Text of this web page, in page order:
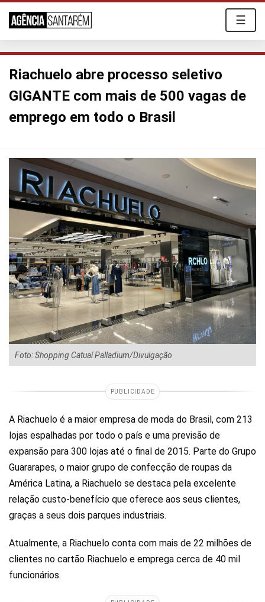
☰
Riachuelo abre processo seletivo
GIGANTE com mais de 500 vagas de
emprego em todo o Brasil
Foto: Shopping Catuaí Palladium/Divulgação
PUBLICIDADE
A Riachuelo é a maior empresa de moda do Brasil, com 213
lojas espalhadas por todo o país e uma previsão de
expansão para 300 lojas até o final de 2015. Parte do Grupo
Guararapes, o maior grupo de confecção de roupas da
América Latina, a Riachuelo se destaca pela excelente
relação custo-benefício que oferece aos seus clientes,
graças a seus dois parques industriais.
Atualmente, a Riachuelo conta com mais de 22 milhões de
clientes no cartão Riachuelo e emprega cerca de 40 mil
funcionários.